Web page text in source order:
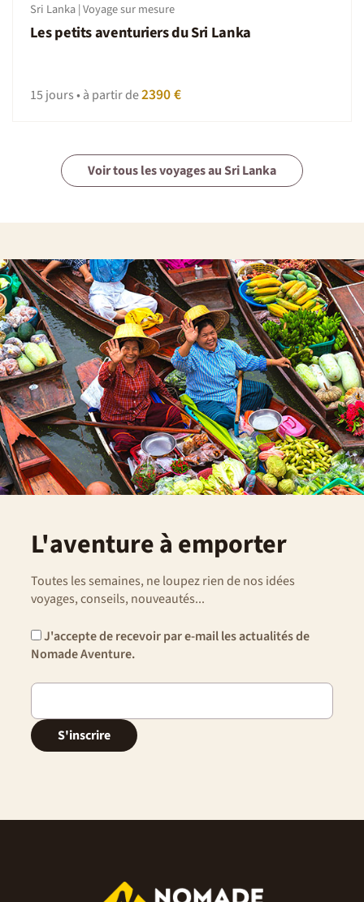
Sri Lanka | Voyage sur mesure
Les petits aventuriers du Sri Lanka
15 jours • à partir de2390 €
Voir tous les voyages au Sri Lanka
L'aventure à emporter
Toutes les semaines, ne loupez rien de nos idées
voyages, conseils, nouveautés...
J'accepte de recevoir par e-mail les actualités de
Nomade Aventure.
S'inscrire